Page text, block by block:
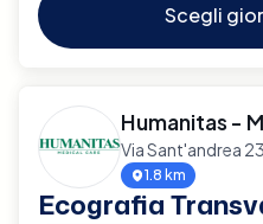
Scegli
Humanitas -
Via Sant'andrea
1.8 km
Ecografia